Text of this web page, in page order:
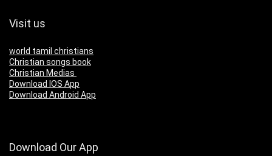
Visit us
world tamil christians
Christian songs book
Christian Medias
Download IOS App
Download Android App
Download Our App